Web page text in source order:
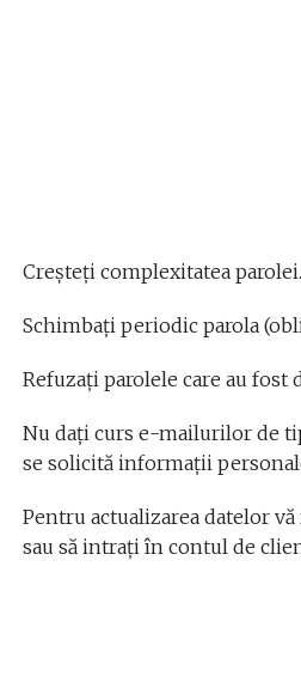
Creșteți complexitatea parolei.
Schimbați periodic parola
Refuzați parolele care au fost
Nu dați curs e-mailurilor de
se solicită informații
Pentru actualizarea datelor
sau să intrați în contul de